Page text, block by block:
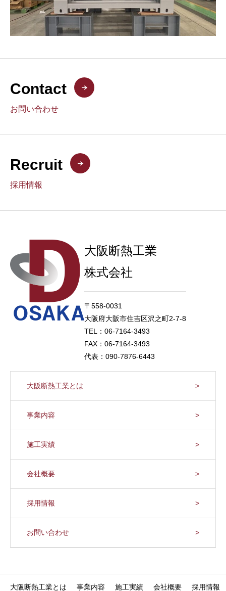
Contact
お問い合わせ
Recruit
採用情報
大阪断熱工業
株式会社
〒558-0031
大阪府大阪市住吉区沢之町2-7-8
TEL：06-7164-3493
FAX：06-7164-3493
代表：090-7876-6443
大阪断熱工業とは
事業内容
施工実績
会社概要
採用情報
お問い合わせ
大阪断熱工業とは 事業内容 施工実績 会社概要 採用情報